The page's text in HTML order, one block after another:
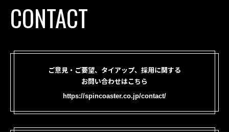
CONTACT
ご意見・ご要望、タイアップ、採用に関する
お問い合わせはこちら
https://spincoaster.co.jp/contact/